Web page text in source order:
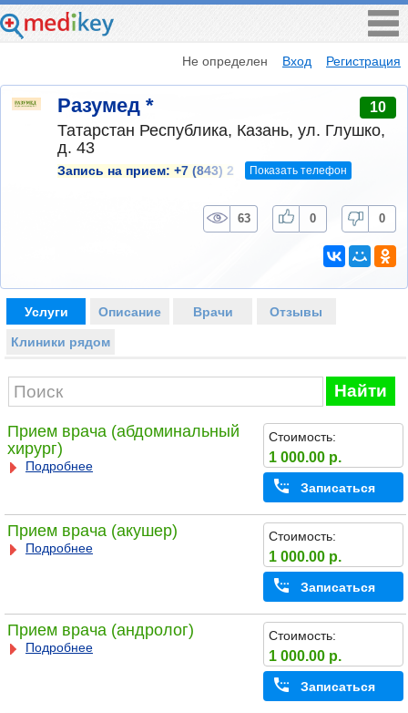
Не определен Вход Регистрация
Разумед * 10
Татарстан Республика, Казань, ул. Глушко,
д. 43
Запись на прием: +7 (843) 2 Показать телефон
63 0 0
Услуги Описание Врачи Отзывы
Клиники рядом
Найти
Прием врача (абдоминальный
хирург)
Подробнее
Стоимость:
1 000.00 р.
Записаться
Прием врача (акушер)
Подробнее
Стоимость:
1 000.00 р.
Записаться
Прием врача (андролог)
Подробнее
Стоимость:
1 000.00 р.
Записаться